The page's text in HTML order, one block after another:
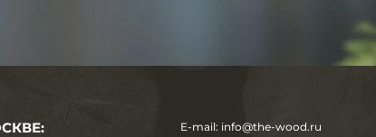
E-mail: info@the-wood.ru